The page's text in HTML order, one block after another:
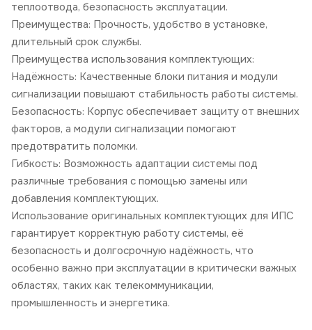
теплоотвода, безопасность эксплуатации.
Преимущества: Прочность, удобство в установке,
длительный срок службы.
Преимущества использования комплектующих:
Надёжность: Качественные блоки питания и модули
сигнализации повышают стабильность работы системы.
Безопасность: Корпус обеспечивает защиту от внешних
факторов, а модули сигнализации помогают
предотвратить поломки.
Гибкость: Возможность адаптации системы под
различные требования с помощью замены или
добавления комплектующих.
Использование оригинальных комплектующих для ИПС
гарантирует корректную работу системы, её
безопасность и долгосрочную надёжность, что
особенно важно при эксплуатации в критически важных
областях, таких как телекоммуникации,
промышленность и энергетика.